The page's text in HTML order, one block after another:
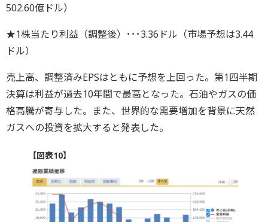
502.60億ドル）
★1株当たり利益（調整後）･･･3.36ドル（市場予想は3.44
ドル）
売上高、調整済みEPSはともに予想を上回った。第1四半期
決算は利益が過去10年間で最高となった。石油やガスの価
格高騰が寄与した。また、世界的な需要増加を背景に天然
ガスへの投資を拡大すると発表した。
【図表10】